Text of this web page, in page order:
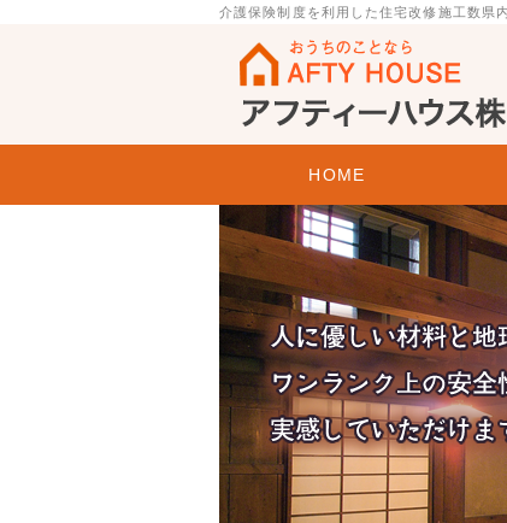
金沢市のリフォーム会社 アフティ
介護保険制度を利用した住宅改修施工数県
HOME